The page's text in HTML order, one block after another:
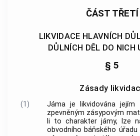
ČÁST TŘETÍ
LIKVIDACE HLAVNÍCH
DŮLNÍCH DĚL DO NICH
§ 5
Zásady
(1)
Jáma je likvidována jejím
zpevněným zásypovým
li to charakter jámy, lze
obvodního báňského